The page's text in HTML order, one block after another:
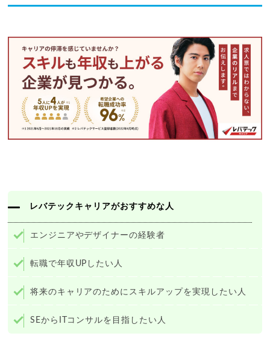
レバテックキャリアがおすすめな人
エンジニアやデザイナーの経験者
転職で年収UPしたい人
将来のキャリアのためにスキルアップを実現したい人
SEからITコンサルを目指したい人